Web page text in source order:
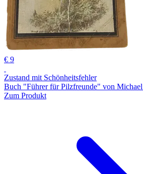
€ 9
Zustand mit Schönheitsfehler
Buch "Führer für Pilzfreunde" von
Zum Produkt